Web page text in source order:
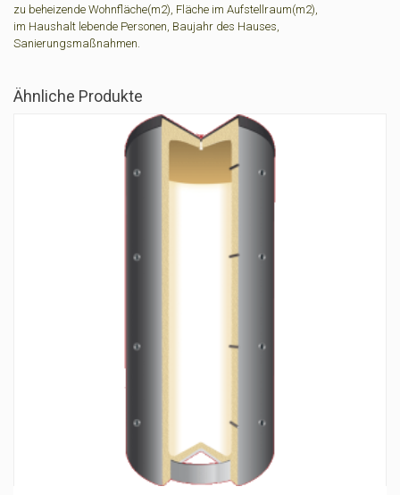
zu beheizende Wohnfläche(m2), Fläche im Aufstellraum(m2),
im Haushalt lebende Personen, Baujahr des Hauses,
Sanierungsmaßnahmen.
Ähnliche Produkte